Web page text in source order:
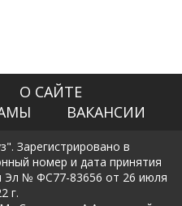
О САЙТЕ
ВАКАНСИИ
Зарегистрировано в
номер и дата принятия
Эл № ФС77-83656 от 26 июля
г.